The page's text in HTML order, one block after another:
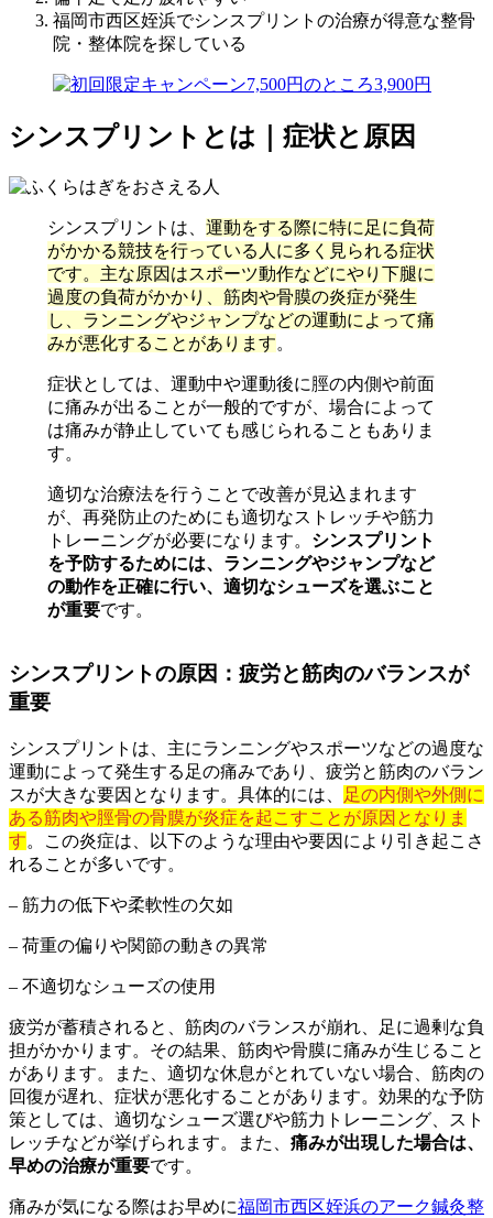
福岡市西区姪浜でシンスプリントの治療が得意な整骨
院・整体院を探している
シンスプリントとは｜症状と原因
シンスプリントは、 運動をする際に特に足に負荷
がかかる競技を行っている人に多く見られる症状
です。主な原因はスポーツ動作などにやり下腿に
過度の負荷がかかり、筋肉や骨膜の炎症が発生
し、ランニングやジャンプなどの運動によって痛
みが悪化することがあります。
症状としては、運動中や運動後に脛の内側や前面
に痛みが出ることが一般的ですが、場合によって
は痛みが静止していても感じられることもありま
す。
適切な治療法を行うことで改善が見込まれます
が、再発防止のためにも適切なストレッチや筋力
トレーニングが必要になります。 シンスプリント
を予防するためには、ランニングやジャンプなど
の動作を正確に行い、適切なシューズを選ぶこと
が重要です。
シンスプリントの原因：疲労と筋肉のバランスが
重要
シンスプリントは、主にランニングやスポーツなどの過度な
運動によって発生する足の痛みであり、疲労と筋肉のバラン
スが大きな要因となります。具体的には、
足の内側や外側に
ある筋肉や脛骨の骨膜が炎症を起こすことが原因となりま
す。この炎症は、以下のような理由や要因により引き起こさ
れることが多いです。
– 筋力の低下や柔軟性の欠如
– 荷重の偏りや関節の動きの異常
– 不適切なシューズの使用
疲労が蓄積されると、筋肉のバランスが崩れ、足に過剰な負
担がかかります。その結果、筋肉や骨膜に痛みが生じること
があります。また、適切な休息がとれていない場合、筋肉の
回復が遅れ、症状が悪化することがあります。効果的な予防
策としては、適切なシューズ選びや筋力トレーニング、スト
レッチなどが挙げられます。また、 痛みが出現した場合は、
早めの治療が重要です。
痛みが気になる際はお早めに福岡市西区姪浜のアーク鍼灸整